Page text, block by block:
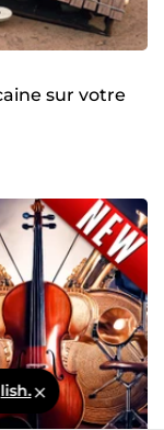
sur votre